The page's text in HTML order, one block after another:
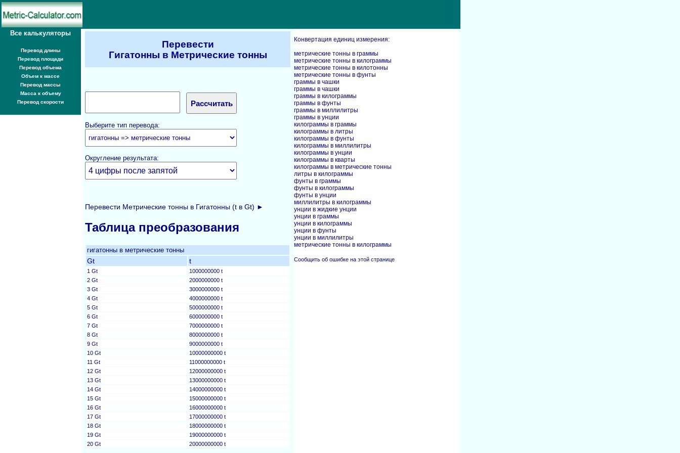
Все калькуляторы
Перевод длины
Перевод площади
Перевод объема
Объем к массе
Перевод массы
Масса к объему
Перевод скорости
Перевести
Гигатонны в Метрические тонны
Выберите тип перевода:
Округление результата:
Перевести Метрические тонны в Гигатонны (t в Gt) ►
Таблица преобразования
гигатонны в метрические тонны
Gt t
1 Gt
1000000000 t
2 Gt
2000000000 t
3 Gt
3000000000 t
4 Gt
4000000000 t
5 Gt
5000000000 t
6 Gt
6000000000 t
7 Gt
7000000000 t
8 Gt
8000000000 t
9 Gt
9000000000 t
10 Gt
10000000000 t
11 Gt
11000000000 t
12 Gt
12000000000 t
13 Gt
13000000000 t
14 Gt
14000000000 t
15 Gt
15000000000 t
16 Gt
16000000000 t
17 Gt
17000000000 t
18 Gt
18000000000 t
19 Gt
19000000000 t
20 Gt
20000000000 t
Конвертация единиц измерения:
метрические тонны в граммы
метрические тонны в килограммы
метрические тонны в килотонны
метрические тонны в фунты
граммы в чашки
граммы в чашки
граммы в килограммы
граммы в фунты
граммы в миллилитры
граммы в унции
килограммы в граммы
килограммы в литры
килограммы в фунты
килограммы в миллилитры
килограммы в унции
килограммы в кварты
килограммы в метрические тонны
литры в килограммы
фунты в граммы
фунты в килограммы
фунты в унции
миллилитры в килограммы
унции в жидкие унции
унции в граммы
унции в килограммы
унции в фунты
унции в миллилитры
метрические тонны в килограммы
Сообщить об ошибке на этой странице